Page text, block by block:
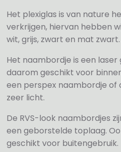
Het plexiglas is van nature
verkrijgen, hiervan hebben
wit, grijs, zwart en mat zwart.
Het naambordje is een
daarom geschikt voor
een perspex naambordje
zeer licht.
De RVS-look naambordjes
een geborstelde toplaag.
geschikt voor buitengebruik.